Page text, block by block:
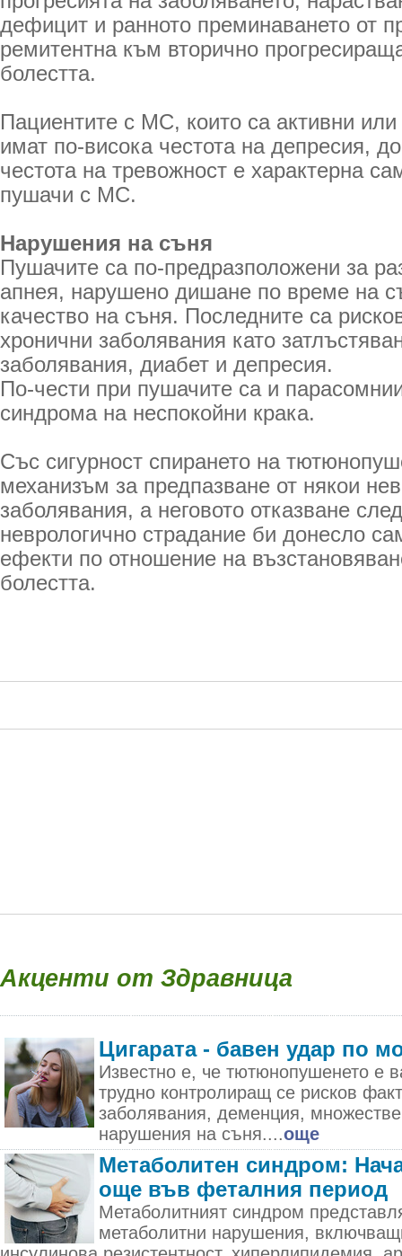
дефицит и ранното преминаването от
ремитентна към вторично
болестта.
Пациентите с МС, които са активни
имат по-висока честота на депресия,
честота на тревожност е характерна
пушачи с МС.
Нарушения на съня
Пушачите са по-предразположени за
апнея, нарушено дишане по време на
качество на съня. Последните са
хронични заболявания като
заболявания, диабет и депресия.
По-чести при пушачите са и
синдрома на неспокойни крака.
Със сигурност спирането на
механизъм за предпазване от някои
заболявания, а неговото отказване
неврологично страдание би донесло
ефекти по отношение на
болестта.
Акценти от Здравница
Цигарата - бавен удар по
Известно е, че тютюнопушенето е
трудно контролиращ се рисков
заболявания, деменция,
нарушения на съня....още
Метаболитен синдром:
още във феталния период
Метаболитният синдром
метаболитни нарушения,